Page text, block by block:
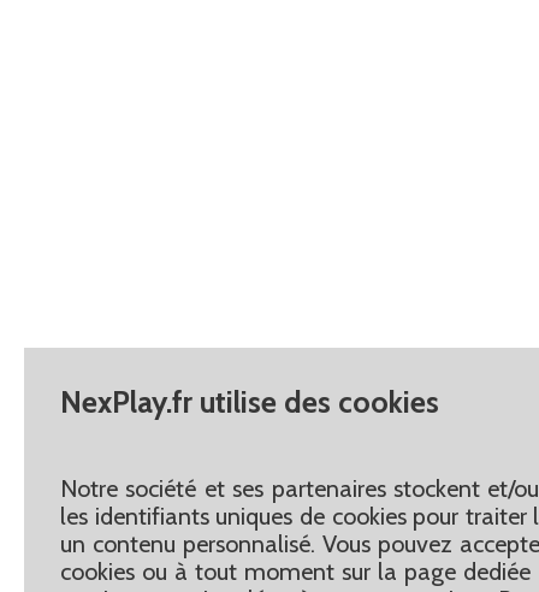
NexPlay.fr utilise des cookies
Notre société et ses partenaires stockent et/
les identifiants uniques de cookies pour
un contenu personnalisé. Vous pouvez
cookies ou à tout moment sur la page dediée